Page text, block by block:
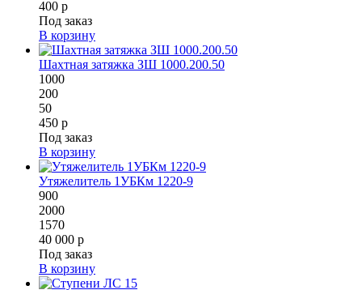
400 р
Под заказ
В корзину
Шахтная затяжка ЗШ 1000.200.50
1000
200
50
450 р
Под заказ
В корзину
Утяжелитель 1УБКм 1220-9
900
2000
1570
40 000 р
Под заказ
В корзину